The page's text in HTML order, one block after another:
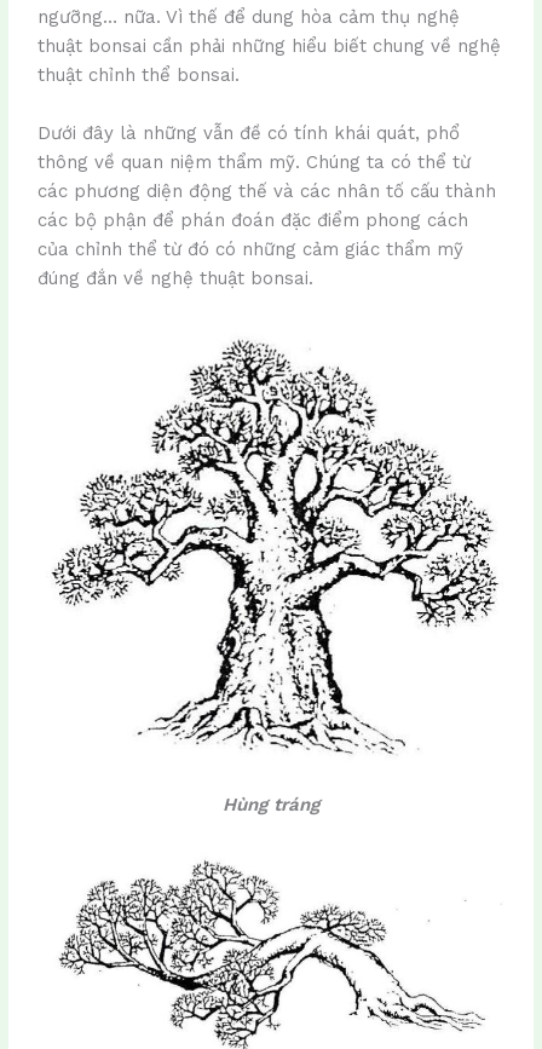
ngưỡng… nữa. Vì thế để dung hòa cảm thụ nghệ
thuật bonsai cần phải những hiểu biết chung về nghệ
thuật chỉnh thể bonsai.
Dưới đây là những vẫn đề có tính khái quát, phổ
thông về quan niệm thẩm mỹ. Chúng ta có thể từ
các phương diện động thế và các nhân tố cấu thành
các bộ phận để phán đoán đặc điểm phong cách
của chỉnh thể từ đó có những cảm giác thẩm mỹ
đúng đắn về nghệ thuật bonsai.
Hùng tráng